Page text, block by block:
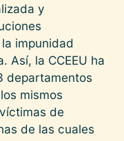
y
impunidad
Así, la CCEEU ha
departamentos
mismos
de
de las cuales